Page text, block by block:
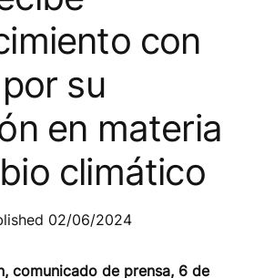
con
su
en materia
climático
02/06/2024
comunicado de prensa, 6 de